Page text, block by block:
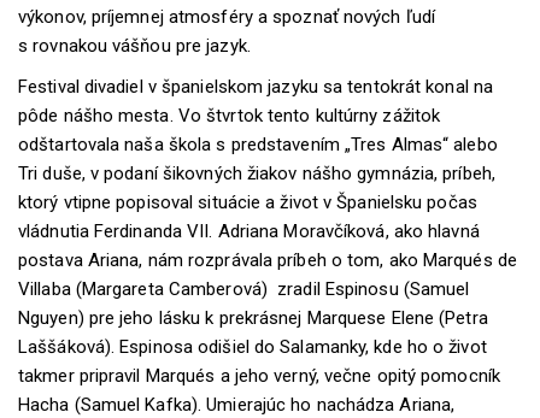
výkonov, príjemnej atmosféry a spoznať nových ľudí
s rovnakou vášňou pre jazyk.
Festival divadiel v španielskom jazyku sa tentokrát konal na
pôde nášho mesta. Vo štvrtok tento kultúrny zážitok
odštartovala naša škola s predstavením „Tres Almas“ alebo
Tri duše, v podaní šikovných žiakov nášho gymnázia, príbeh,
ktorý vtipne popisoval situácie a život v Španielsku počas
vládnutia Ferdinanda VII. Adriana Moravčíková, ako hlavná
postava Ariana, nám rozprávala príbeh o tom, ako Marqués de
Villaba (Margareta Camberová) zradil Espinosu (Samuel
Nguyen) pre jeho lásku k prekrásnej Marquese Elene (Petra
Laššáková). Espinosa odišiel do Salamanky, kde ho o život
takmer pripravil Marqués a jeho verný, večne opitý pomocník
Hacha (Samuel Kafka). Umierajúc ho nachádza Ariana,